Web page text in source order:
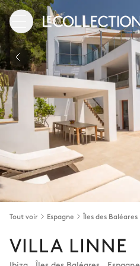
Tout voir Espagne Îles des Baléares
VILLA LINNE